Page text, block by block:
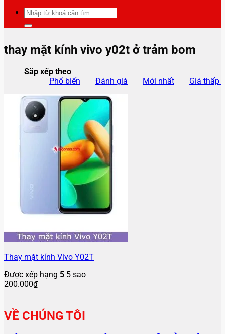
Tìm
kiếm:
thay mặt kính vivo y02t ở trảm bom
Sắp xếp theo
Phổ biến
Đánh giá Mới nhất Giá thấp
Thay mặt kính Vivo Y02T
Được xếp hạng 5 5 sao
200.000₫
VỀ CHÚNG TÔI